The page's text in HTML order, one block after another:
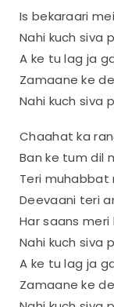
Is bekaraari
Nahi kuch siva
A ke tu lag ja
Zamaane ke
Nahi kuch siva
Chaahat ka
Ban ke tum dil
Teri muhabbat
Deevaani teri
Har saans
Nahi kuch siva
A ke tu lag ja
Zamaane ke